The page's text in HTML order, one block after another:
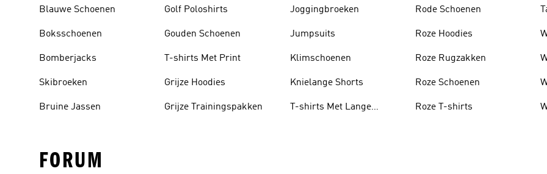
Blauwe Schoenen
Boksschoenen
Bomberjacks
Skibroeken
Bruine Jassen
Golf Poloshirts
Gouden Schoenen
T-shirts Met Print
Grijze Hoodies
Grijze Trainingspakken
Joggingbroeken
Jumpsuits
Klimschoenen
Knielange Shorts
T-shirts Met Lange
Rode Schoenen
Roze Hoodies
Roze Rugzakken
Roze Schoenen
Roze T-shirts
FORUM